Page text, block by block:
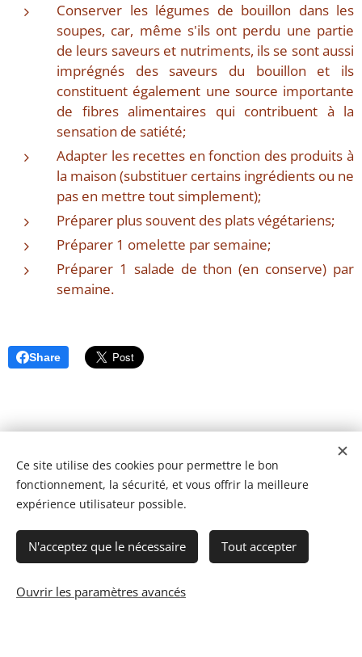
Conserver les légumes de bouillon dans les
soupes, car, même s'ils ont perdu une partie
de leurs saveurs et nutriments, ils se sont aussi
imprégnés des saveurs du bouillon et ils
constituent également une source importante
de fibres alimentaires qui contribuent à la
sensation de satiété;
Adapter les recettes en fonction des produits à
la maison (substituer certains ingrédients ou ne
pas en mettre tout simplement);
Préparer plus souvent des plats végétariens;
Préparer 1 omelette par semaine;
Préparer 1 salade de thon (en conserve) par
semaine.
Share
© 2023 Les recettes d'Henri-Luc. Tous droits réservés.
Ce site utilise des cookies pour permettre le bon
fonctionnement, la sécurité, et vous offrir la meilleure
expérience utilisateur possible.
N'acceptez que le nécessaire Tout accepter
Ouvrir les paramètres avancés